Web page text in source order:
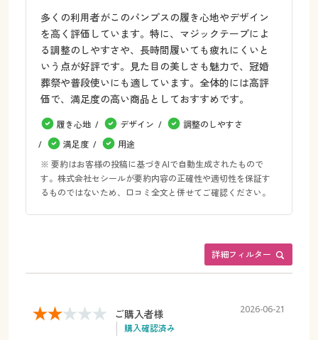
多くの利用者がこのパンプスの履き心地やデザイン
を高く評価しています。特に、マジックテープによ
る調整のしやすさや、長時間履いても疲れにくいと
いう点が好評です。見た目の美しさも魅力で、冠婚
葬祭や普段使いにも適しています。全体的には高評
価で、満足度の高い商品としておすすめです。
履き心地 デザイン
調整のしやすさ
満足度
用途
※ 要約はお客様の投稿に基づきAIで自動生成されたもので
す。株式会社セシールが要約内容の正確性や適切性を保証す
るものではないため、口コミ全文と併せてご確認ください。
詳細フィルター
ご購入者様
購入確認済み
2026-06-21